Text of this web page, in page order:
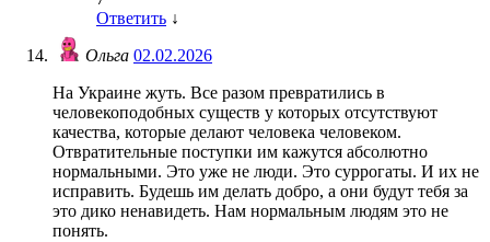
Ответить ↓
Ольга 02.02.2026
На Украине жуть. Все разом превратились в
человекоподобных существ у которых отсутствуют
качества, которые делают человека человеком.
Отвратительные поступки им кажутся абсолютно
нормальными. Это уже не люди. Это суррогаты. И их не
исправить. Будешь им делать добро, а они будут тебя за
это дико ненавидеть. Нам нормальным людям это не
понять.